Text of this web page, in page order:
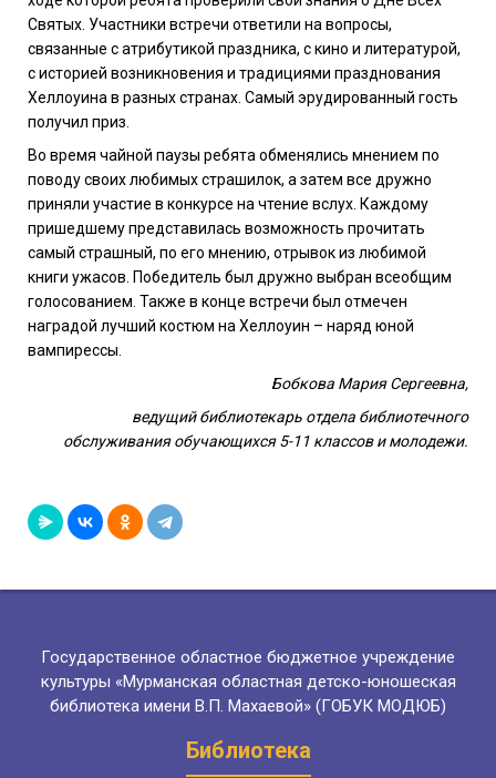
Святых. Участники встречи ответили на вопросы,
связанные с атрибутикой праздника, с кино и литературой,
с историей возникновения и традициями празднования
Хеллоуина в разных странах. Самый эрудированный гость
получил приз.
Во время чайной паузы ребята обменялись мнением по
поводу своих любимых страшилок, а затем все дружно
приняли участие в конкурсе на чтение вслух. Каждому
пришедшему представилась возможность прочитать
самый страшный, по его мнению, отрывок из любимой
книги ужасов. Победитель был дружно выбран всеобщим
голосованием. Также в конце встречи был отмечен
наградой лучший костюм на Хеллоуин – наряд юной
вампирессы.
Бобкова Мария Сергеевна,
ведущий библиотекарь отдела библиотечного
обслуживания обучающихся 5-11 классов и молодежи.
Государственное областное бюджетное учреждение
культуры «Мурманская областная детско-юношеская
библиотека имени В.П. Махаевой» (ГОБУК МОДЮБ)
Библиотека